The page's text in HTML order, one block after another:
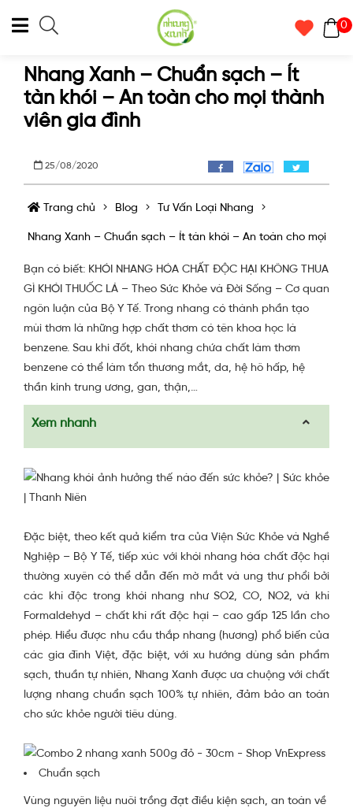
0
Nhang Xanh – Chuẩn sạch – Ít
tàn khói – An toàn cho mọi thành
viên gia đình
25/08/2020
Trang chủ Blog Tư Vấn Loại Nhang
Nhang Xanh – Chuẩn sạch – Ít tàn khói – An toàn cho mọi
Bạn có biết: KHÓI NHANG HÓA CHẤT ĐỘC HẠI KHÔNG THUA
GÌ KHÓI THUỐC LÁ – Theo Sức Khỏe và Đời Sống – Cơ quan
ngôn luận của Bộ Y Tế. Trong nhang có thành phần tạo
mùi thơm là những hợp chất thơm có tên khoa học là
benzene. Sau khi đốt, khói nhang chứa chất làm thơm
benzene có thể làm tổn thương mắt, da, hệ hô hấp, hệ
thần kinh trung ương, gan, thận,…
Xem nhanh
Đặc biệt, theo kết quả kiểm tra của Viện Sức Khỏe và Nghề
Nghiệp – Bộ Y Tế, tiếp xúc với khói nhang hóa chất độc hại
thường xuyên có thể dẫn đến mờ mắt và ung thư phổi bởi
các khí độc trong khói nhang như SO2, CO, NO2, và khí
Formaldehyd – chất khí rất độc hại – cao gấp 125 lần cho
phép. Hiểu được nhu cầu thắp nhang (hương) phổ biến của
các gia đình Việt, đặc biệt, với xu hướng dùng sản phẩm
sạch, thuần tự nhiên, Nhang Xanh được ưa chuộng với chất
lượng nhang chuẩn sạch 100% tự nhiên, đảm bảo an toàn
cho sức khỏe người tiêu dùng.
Chuẩn sạch
Vùng nguyên liệu nuôi trồng đạt điều kiện sạch, an toàn về